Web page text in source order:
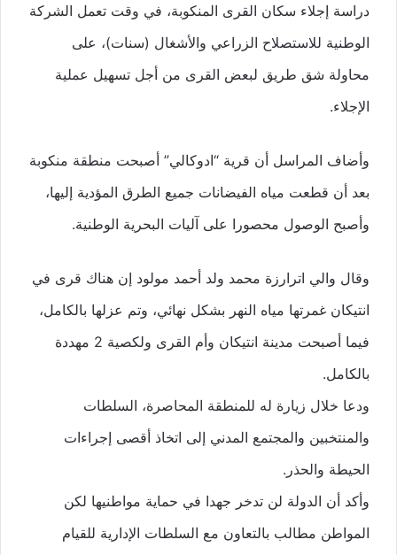
دراسة إجلاء سكان القرى المنكوبة، في وقت تعمل الشركة
الوطنية للاستصلاح الزراعي والأشغال (سنات)، على
محاولة شق طريق لبعض القرى من أجل تسهيل عملية
الإجلاء.
وأضاف المراسل أن قرية “ادوكالي” أصبحت منطقة منكوبة
بعد أن قطعت مياه الفيضانات جميع الطرق المؤدية إليها،
وأصبح الوصول محصورا على آليات البحرية الوطنية.
وقال والي اترارزة محمد ولد أحمد مولود إن هناك قرى في
انتيكان غمرتها مياه النهر بشكل نهائي، وتم عزلها بالكامل،
فيما أصبحت مدينة انتيكان وأم القرى ولكصية 2 مهددة
بالكامل.
ودعا خلال زيارة له للمنطقة المحاصرة، السلطات
والمنتخبين والمجتمع المدني إلى اتخاذ أقصى إجراءات
الحيطة والحذر.
وأكد أن الدولة لن تدخر جهدا في حماية مواطنيها لكن
المواطن مطالب بالتعاون مع السلطات الإدارية للقيام